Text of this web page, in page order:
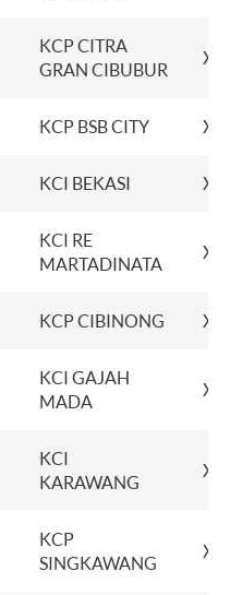
KCP CITRA
GRAN CIBUBUR
KCP BSB CITY
KCI BEKASI
KCI RE
MARTADINATA
KCP CIBINONG
KCI GAJAH
MADA
KCI
KARAWANG
KCP
SINGKAWANG